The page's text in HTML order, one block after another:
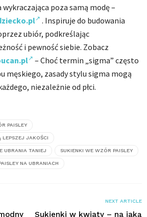
poza samą modę –
. Inspiruje do budowania
ubiór, podkreślając
i pewność siebie. Zobacz
– Choć termin „sigma” często
męskiego, zasady stylu sigma mogą
niezależnie od płci.
PAISLEY
LEPSZEJ JAKOŚCI
UBRANIA TANIEJ SUKIENKI WE WZÓR PAISLEY
NA UBRANIACH
NEXT ARTICLE
Sukienki w kwiaty – na jaką